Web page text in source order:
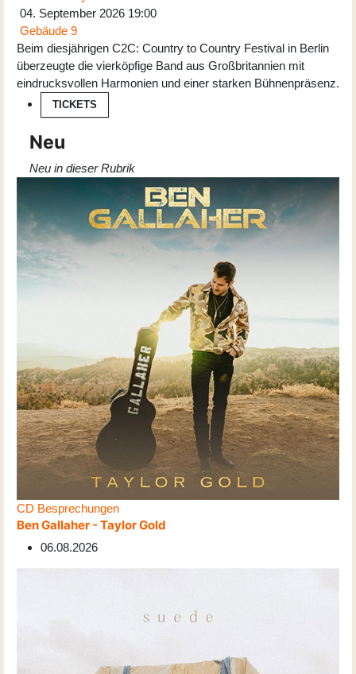
04. September 2026 19:00
Gebäude 9
Beim diesjährigen C2C: Country to Country Festival in Berlin
überzeugte die vierköpfige Band aus Großbritannien mit
eindrucksvollen Harmonien und einer starken Bühnenpräsenz.
TICKETS
Neu
Neu in dieser Rubrik
CD Besprechungen
Ben Gallaher - Taylor Gold
06.08.2026